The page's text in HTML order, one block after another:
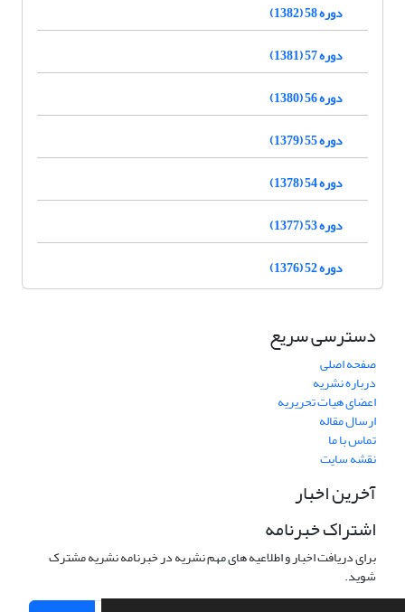
دوره 58 (1382)
دوره 57 (1381)
دوره 56 (1380)
دوره 55 (1379)
دوره 54 (1378)
دوره 53 (1377)
دوره 52 (1376)
دسترسی سریع
صفحه اصلی
درباره نشریه
اعضای هیات تحریریه
ارسال مقاله
تماس با ما
نقشه سایت
آخرین اخبار
اشتراک خبرنامه
برای دریافت اخبار و اطلاعیه های مهم نشریه در خبرنامه نشریه مشترک
شوید.